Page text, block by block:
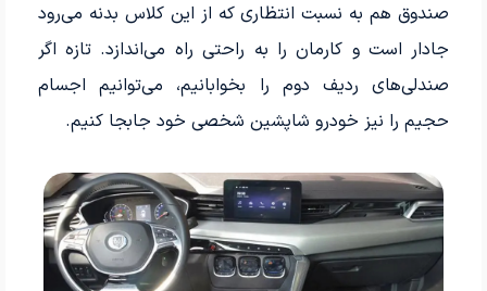
صندوق هم به نسبت انتظاری که از این کلاس بدنه می‌رود
جادار است و کارمان را به راحتی راه می‌اندازد. تازه اگر
صندلی‌های ردیف دوم را بخوابانیم، می‌توانیم اجسام
حجیم را نیز خودرو شاپشین شخصی خود جابجا کنیم.